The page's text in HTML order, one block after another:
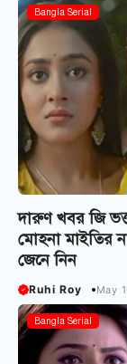
Bangla Serial
দারুণ খবর জি
মোহনা মাইতির
জেনে নিন
Ruhi Roy May
Bangla Serial